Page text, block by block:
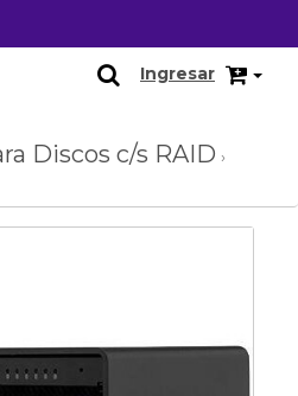
Ingresar
Discos c/s RAID ›